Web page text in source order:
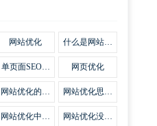
网站优化
什么是网站优
单页面SEO网
网页优化
网站优化的误
网站优化思路
要
网站优化中关
网站优化没有